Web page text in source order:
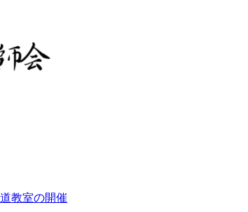
教室の開催